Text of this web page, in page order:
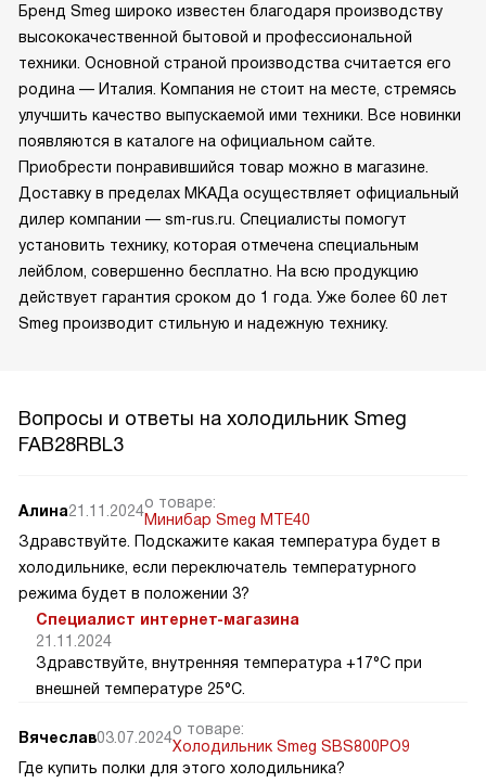
Бренд Smeg широко известен благодаря производству
высококачественной бытовой и профессиональной
техники. Основной страной производства считается его
родина — Италия. Компания не стоит на месте, стремясь
улучшить качество выпускаемой ими техники. Все новинки
появляются в каталоге на официальном сайте.
Приобрести понравившийся товар можно в магазине.
Доставку в пределах МКАДа осуществляет официальный
дилер компании — sm-rus.ru. Специалисты помогут
установить технику, которая отмечена специальным
лейблом, совершенно бесплатно. На всю продукцию
действует гарантия сроком до 1 года. Уже более 60 лет
Smeg производит стильную и надежную технику.
Вопросы и ответы на холодильник Smeg
FAB28RBL3
Алина21.11.2024о товаре:
Минибар Smeg MTE40
Здравствуйте. Подскажите какая температура будет в
холодильнике, если переключатель температурного
режима будет в положении 3?
Специалист интернет-магазина
21.11.2024
Здравствуйте, внутренняя температура +17°C при
внешней температуре 25°C.
Вячеслав03.07.2024о товаре:
Холодильник Smeg SBS800PO9
Где купить полки для этого холодильника?